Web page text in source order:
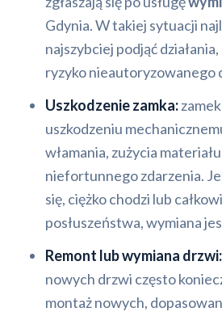
Gdynia. W takiej sytuacji
najszybciej podjąć
ryzyko nieautoryzowanego
Uszkodzenie zamka:
uszkodzeniu
włamania, zużycia
niefortunnego zdarzenia.
się, ciężko chodzi lub
posłuszeństwa, wymiana
Remont lub wymiana drzwi:
nowych drzwi często
montaż nowych,